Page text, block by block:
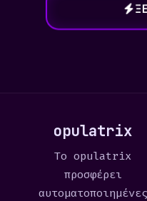
opulatrix
Το opulatrix
προσφέρει
αυτοματοποιημένες